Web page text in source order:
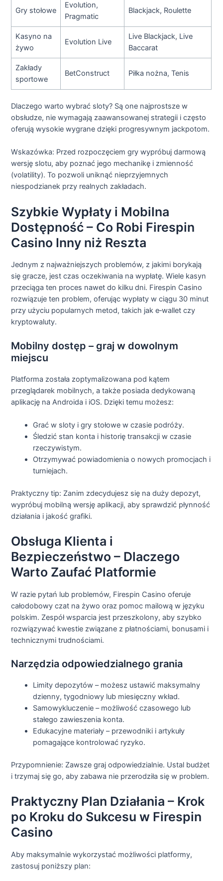
Gry stołowe
Evolution,
Pragmatic
Blackjack, Roulette
Kasyno na
żywo
Evolution Live
Live Blackjack, Live
Baccarat
Zakłady
sportowe
BetConstruct Piłka nożna, Tenis
Dlaczego warto wybrać sloty? Są one najprostsze w
obsłudze, nie wymagają zaawansowanej strategii i często
oferują wysokie wygrane dzięki progresywnym jackpotom.
Wskazówka: Przed rozpoczęciem gry wypróbuj darmową
wersję slotu, aby poznać jego mechanikę i zmienność
(volatility). To pozwoli uniknąć nieprzyjemnych
niespodzianek przy realnych zakładach.
Szybkie Wypłaty i Mobilna
Dostępność – Co Robi Firespin
Casino Inny niż Reszta
Jednym z najważniejszych problemów, z jakimi borykają
się gracze, jest czas oczekiwania na wypłatę. Wiele kasyn
przeciąga ten proces nawet do kilku dni. Firespin Casino
rozwiązuje ten problem, oferując wypłaty w ciągu 30 minut
przy użyciu popularnych metod, takich jak e‑wallet czy
kryptowaluty.
Mobilny dostęp – graj w dowolnym
miejscu
Platforma została zoptymalizowana pod kątem
przeglądarek mobilnych, a także posiada dedykowaną
aplikację na Androida i iOS. Dzięki temu możesz:
Grać w sloty i gry stołowe w czasie podróży.
Śledzić stan konta i historię transakcji w czasie
rzeczywistym.
Otrzymywać powiadomienia o nowych promocjach i
turniejach.
Praktyczny tip: Zanim zdecydujesz się na duży depozyt,
wypróbuj mobilną wersję aplikacji, aby sprawdzić płynność
działania i jakość grafiki.
Obsługa Klienta i
Bezpieczeństwo – Dlaczego
Warto Zaufać Platformie
W razie pytań lub problemów, Firespin Casino oferuje
całodobowy czat na żywo oraz pomoc mailową w języku
polskim. Zespół wsparcia jest przeszkolony, aby szybko
rozwiązywać kwestie związane z płatnościami, bonusami i
technicznymi trudnościami.
Narzędzia odpowiedzialnego grania
Limity depozytów – możesz ustawić maksymalny
dzienny, tygodniowy lub miesięczny wkład.
Samowykluczenie – możliwość czasowego lub
stałego zawieszenia konta.
Edukacyjne materiały – przewodniki i artykuły
pomagające kontrolować ryzyko.
Przypomnienie: Zawsze graj odpowiedzialnie. Ustal budżet
i trzymaj się go, aby zabawa nie przerodziła się w problem.
Praktyczny Plan Działania – Krok
po Kroku do Sukcesu w Firespin
Casino
Aby maksymalnie wykorzystać możliwości platformy,
zastosuj poniższy plan: